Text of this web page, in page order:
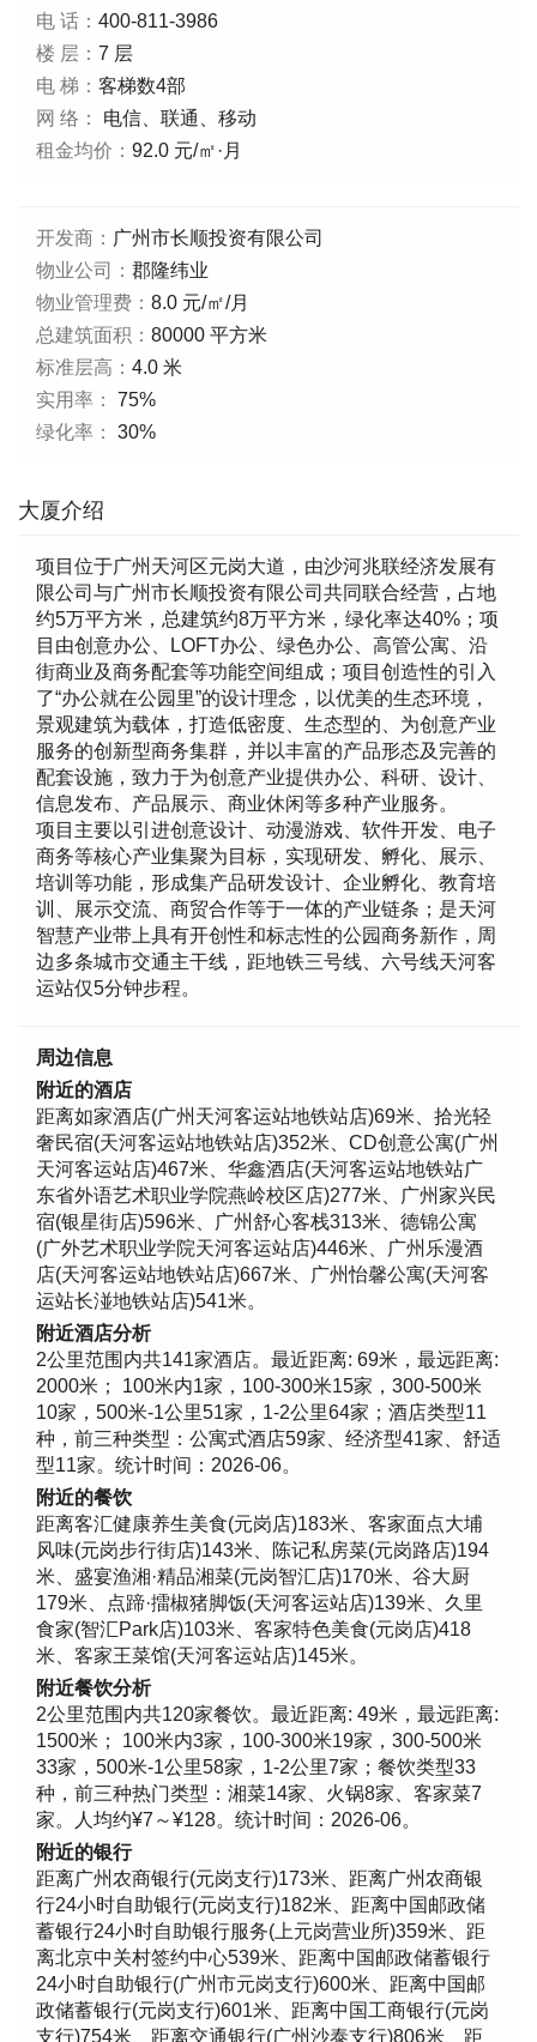
电 话： 400-811-3986
楼 层： 7 层
电 梯： 客梯数4部
网 络：
电信、联通、移动
租金均价： 92.0 元/㎡·月
开发商： 广州市长顺投资有限公司
物业公司： 郡隆纬业
物业管理费： 8.0 元/㎡/月
总建筑面积： 80000 平方米
标准层高： 4.0 米
实用率：
75%
绿化率：
30%
大厦介绍
项目位于广州天河区元岗大道，由沙河兆联经济发展有
限公司与广州市长顺投资有限公司共同联合经营，占地
约5万平方米，总建筑约8万平方米，绿化率达40%；项
目由创意办公、LOFT办公、绿色办公、高管公寓、沿
街商业及商务配套等功能空间组成；项目创造性的引入
了“办公就在公园里”的设计理念，以优美的生态环境，
景观建筑为载体，打造低密度、生态型的、为创意产业
服务的创新型商务集群，并以丰富的产品形态及完善的
配套设施，致力于为创意产业提供办公、科研、设计、
信息发布、产品展示、商业休闲等多种产业服务。
项目主要以引进创意设计、动漫游戏、软件开发、电子
商务等核心产业集聚为目标，实现研发、孵化、展示、
培训等功能，形成集产品研发设计、企业孵化、教育培
训、展示交流、商贸合作等于一体的产业链条；是天河
智慧产业带上具有开创性和标志性的公园商务新作，周
边多条城市交通主干线，距地铁三号线、六号线天河客
运站仅5分钟步程。
周边信息
附近的酒店
距离如家酒店(广州天河客运站地铁站店)69米、拾光轻
奢民宿(天河客运站地铁站店)352米、CD创意公寓(广州
天河客运站店)467米、华鑫酒店(天河客运站地铁站广
东省外语艺术职业学院燕岭校区店)277米、广州家兴民
宿(银星街店)596米、广州舒心客栈313米、德锦公寓
(广外艺术职业学院天河客运站店)446米、广州乐漫酒
店(天河客运站地铁站店)667米、广州怡馨公寓(天河客
运站长湴地铁站店)541米。
附近酒店分析
2公里范围内共141家酒店。最近距离: 69米，最远距离:
2000米； 100米内1家，100-300米15家，300-500米
10家，500米-1公里51家，1-2公里64家；酒店类型11
种，前三种类型：公寓式酒店59家、经济型41家、舒适
型11家。统计时间：2026-06。
附近的餐饮
距离客汇健康养生美食(元岗店)183米、客家面点大埔
风味(元岗步行街店)143米、陈记私房菜(元岗路店)194
米、盛宴渔湘·精品湘菜(元岗智汇店)170米、谷大厨
179米、点蹄·擂椒猪脚饭(天河客运站店)139米、久里
食家(智汇Park店)103米、客家特色美食(元岗店)418
米、客家王菜馆(天河客运站店)145米。
附近餐饮分析
2公里范围内共120家餐饮。最近距离: 49米，最远距离:
1500米； 100米内3家，100-300米19家，300-500米
33家，500米-1公里58家，1-2公里7家；餐饮类型33
种，前三种热门类型：湘菜14家、火锅8家、客家菜7
家。人均约¥7～¥128。统计时间：2026-06。
附近的银行
距离广州农商银行(元岗支行)173米、距离广州农商银
行24小时自助银行(元岗支行)182米、距离中国邮政储
蓄银行24小时自助银行服务(上元岗营业所)359米、距
离北京中关村签约中心539米、距离中国邮政储蓄银行
24小时自助银行(广州市元岗支行)600米、距离中国邮
政储蓄银行(元岗支行)601米、距离中国工商银行(元岗
支行)754米、距离交通银行(广州沙泰支行)806米、距